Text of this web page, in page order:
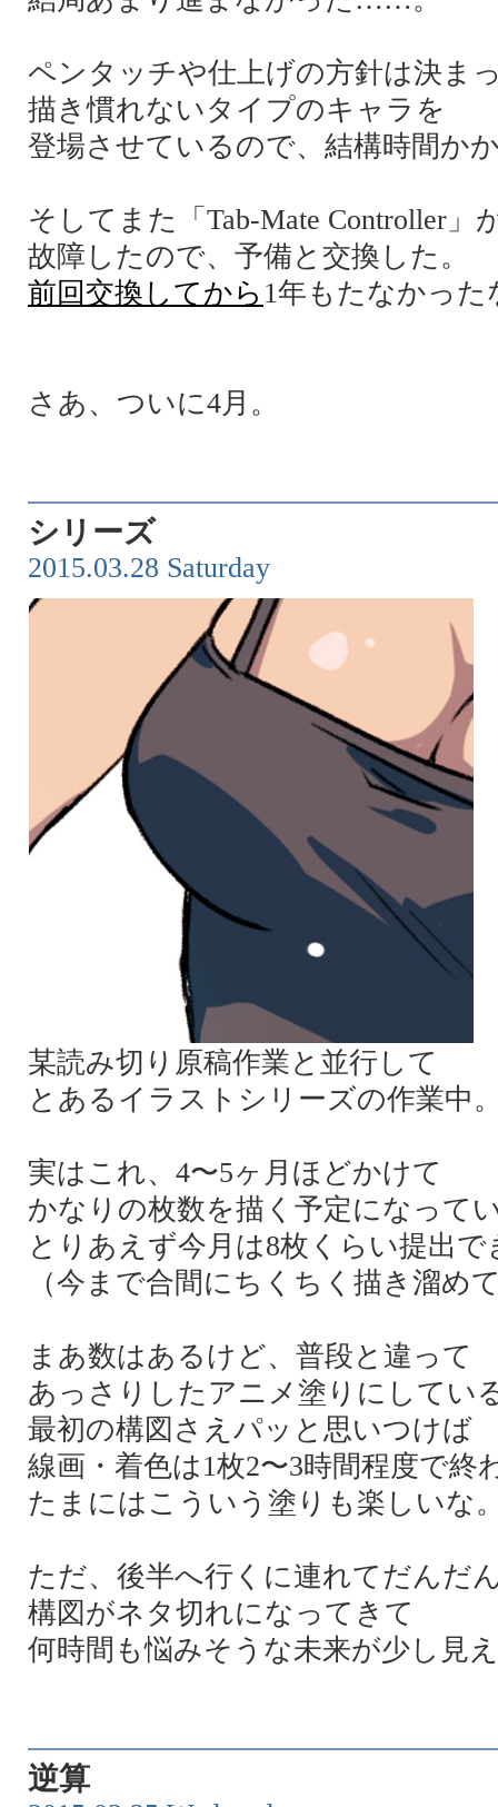
ペンタッチや仕上げの方針は決ま
描き慣れないタイプのキャラを
登場させているので、結構時間か
そしてまた「Tab-Mate Controller」
故障したので、予備と交換した。
前回交換してから 1年もたなかっ
さあ、ついに4月。
シリーズ
2015.03.28 Saturday
某読み切り原稿作業と並行して
とあるイラストシリーズの作業中
実はこれ、4〜5ヶ月ほどかけて
かなりの枚数を描く予定になって
とりあえず今月は8枚くらい提出で
（今まで合間にちくちく描き溜め
まあ数はあるけど、普段と違って
あっさりしたアニメ塗りにしてい
最初の構図さえパッと思いつけば
線画・着色は1枚2〜3時間程度で終
たまにはこういう塗りも楽しいな
ただ、後半へ行くに連れてだんだ
構図がネタ切れになってきて
何時間も悩みそうな未来が少し見
逆算